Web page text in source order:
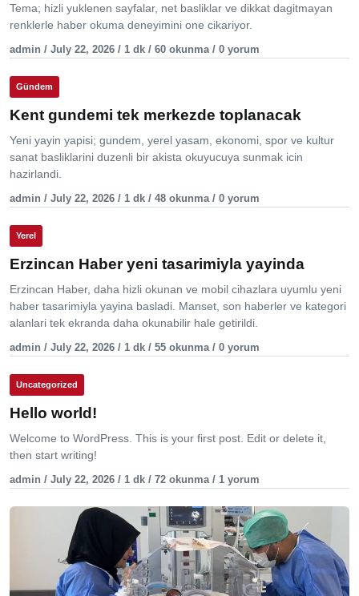
Tema; hizli yuklenen sayfalar, net basliklar ve dikkat dagitmayan
renklerle haber okuma deneyimini one cikariyor.
admin / July 22, 2026 / 1 dk / 60 okunma / 0 yorum
Gündem
Kent gundemi tek merkezde toplanacak
Yeni yayin yapisi; gundem, yerel yasam, ekonomi, spor ve kultur
sanat basliklarini duzenli bir akista okuyucuya sunmak icin
hazirlandi.
admin / July 22, 2026 / 1 dk / 48 okunma / 0 yorum
Yerel
Erzincan Haber yeni tasarimiyla yayinda
Erzincan Haber, daha hizli okunan ve mobil cihazlara uyumlu yeni
haber tasarimiyla yayina basladi. Manset, son haberler ve kategori
alanlari tek ekranda daha okunabilir hale getirildi.
admin / July 22, 2026 / 1 dk / 55 okunma / 0 yorum
Uncategorized
Hello world!
Welcome to WordPress. This is your first post. Edit or delete it,
then start writing!
admin / July 22, 2026 / 1 dk / 72 okunma / 1 yorum